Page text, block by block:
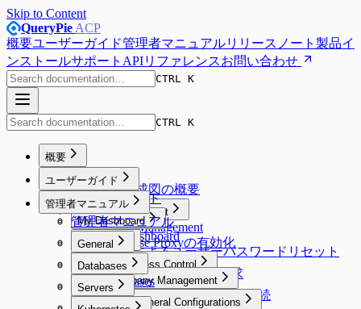
Skip to Content
QueryPie ACP
概要ユーザーガイド管理者マニュアルリリースノート 製品イ
ンストールサポート APIリファレンスお問い合わせ
CTRL K
CTRL K
概要
Overview
システム構成図の概要
Proxy Management
Proxy Management
Database Proxyの有効化
ユーザーガイド
ユーザーガイド
My Dashboard
My Dashboard
Emailによるユーザーパスワードリセット
Workflow
Workflow
DB Access Requestの要求
SQL Requestの要求
Database Access Control
Database Access Control
Web SQLエディターでの接続
Server Access Control
Server Access Control
管理者マニュアル
管理者マニュアル
General
General
Company Management
Company Management
User Management
Databases
Databases
DAC General Configurations
Servers
Servers